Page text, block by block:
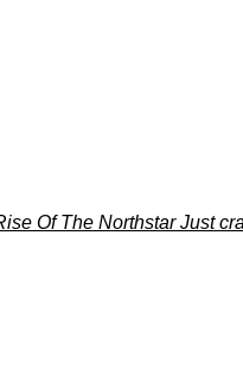
Of The Northstar Just